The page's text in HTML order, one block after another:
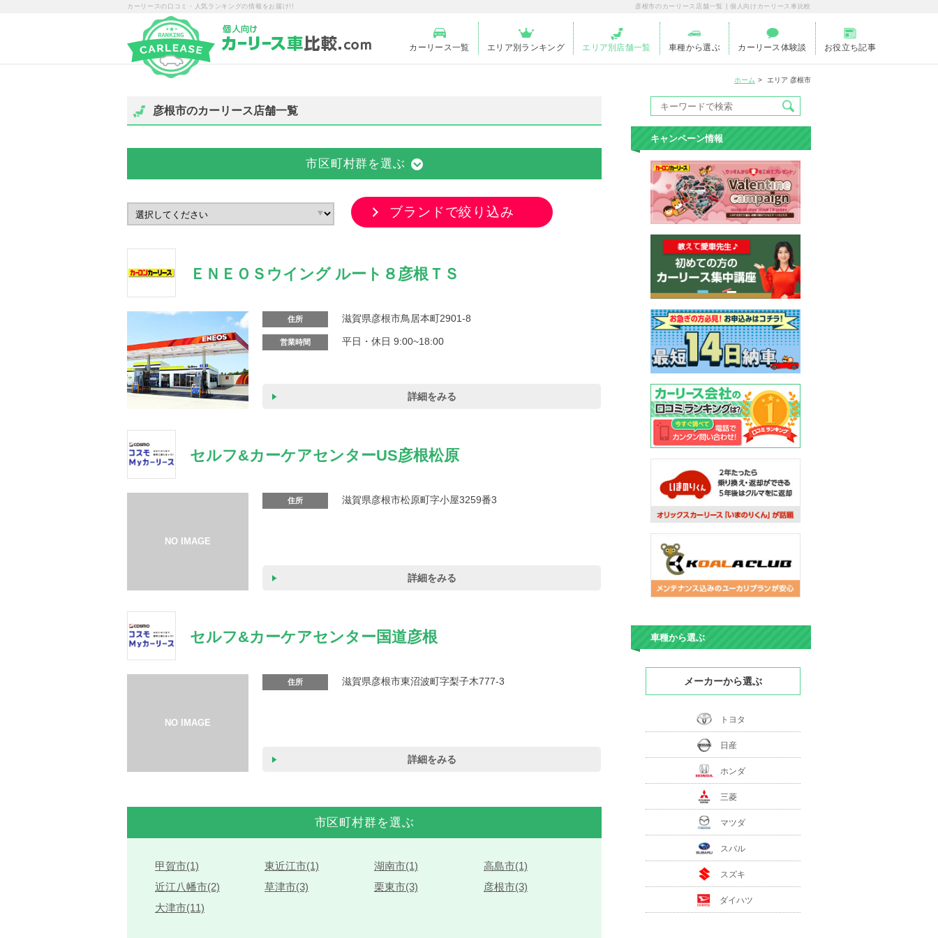
カーリースの口コミ・人気ランキングの情報をお届け!! 彦根市のカーリース店舗一覧 | 個人向けカーリース車比較
カーリース一覧 エリア別ランキング エリア別店舗一覧 車種から選ぶ カーリース体験談 お役立ち記事
ホーム エリア 彦根市
彦根市のカーリース店舗一覧
市区町村群を選ぶ
ブランドで絞り込み
ＥＮＥＯＳウイング ルート８彦根ＴＳ
住所 滋賀県彦根市鳥居本町2901-8
営業時間 平日・休日 9:00~18:00
詳細をみる
セルフ&カーケアセンターUS彦根松原
住所 滋賀県彦根市松原町字小屋3259番3
詳細をみる
セルフ&カーケアセンター国道彦根
住所 滋賀県彦根市東沼波町字梨子木777-3
詳細をみる
市区町村群を選ぶ
甲賀市(1) 東近江市(1) 湖南市(1)
高島市(1)
近江八幡市(2)
草津市(3) 栗東市(3)
彦根市(3)
大津市(11)
キャンペーン情報
車種から選ぶ
メーカーから選ぶ
トヨタ
日産
ホンダ
三菱
マツダ
スバル
スズキ
ダイハツ